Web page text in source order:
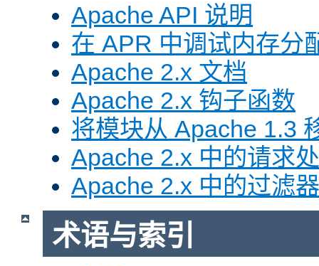
Apache API 说明
在 APR 中调试内存分
Apache 2.x 文档
Apache 2.x 钩子函数
将模块从 Apache 1.3
Apache 2.x 中的请求
Apache 2.x 中的过滤器
术语与索引